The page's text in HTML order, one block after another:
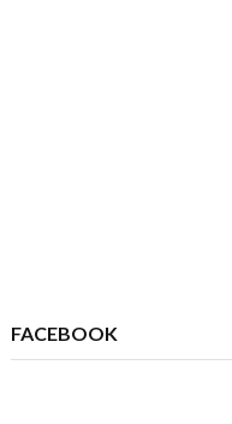
FACEBOOK